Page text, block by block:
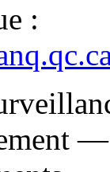
: